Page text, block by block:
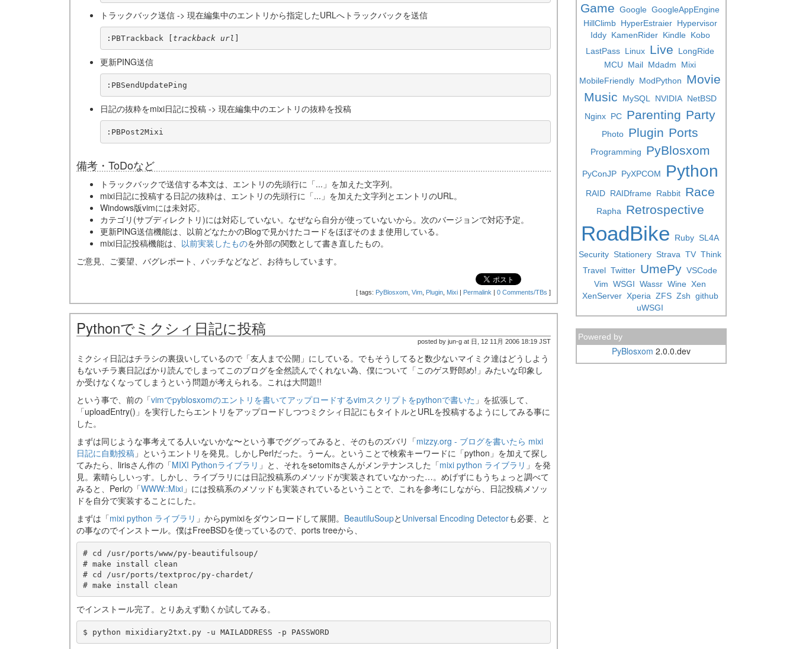
トラックバック送信 -> 現在編集中のエントリから指定したURLへトラックバックを送信
:PBTrackback [ trackback url ]
更新PING送信
:PBSendUpdatePing
日記の抜粋をmixi日記に投稿 -> 現在編集中のエントリの抜粋を投稿
:PBPost2Mixi
備考・ToDoなど
トラックバックで送信する本文は、エントリの先頭行に「...」を加えた文字列。
mixi日記に投稿する日記の抜粋は、エントリの先頭行に「...」を加えた文字列とエントリのURL。
Windows版vimには未対応。
カテゴリ(サブディレクトリ)には対応していない。なぜなら自分が使っていないから。次のバージョンで対応予定。
更新PING送信機能は、以前どなたかのBlogで見かけたコードをほぼそのまま使用している。
mixi日記投稿機能は、 以前実装したものを外部の関数として書き直したもの。
ご意見、ご要望、バグレポート、パッチなどなど、お待ちしています。
[ tags: PyBlosxom Vim Plugin Mixi | Permalink | 0 Comments/TBs ]
Pythonでミクシィ日記に投稿
posted by jun-g at 日, 12 11月 2006 18:19 JST
ミクシィ日記はチラシの裏扱いしているので「友人まで公開」にしている。でもそうしてると数少ないマイミク達はどうしよう
もないチラ裏日記ばかり読んでしまってこのブログを全然読んでくれない為、僕について「このゲス野郎め!」みたいな印象し
か受けなくなってしまうという問題が考えられる。これは大問題!!
という事で、前の「vimでpyblosxomのエントリを書いてアップロードするvimスクリプトをpythonで書いた 」を拡張して、
「uploadEntry()」を実行したらエントリをアップロードしつつミクシィ日記にもタイトルとURLを投稿するようにしてみる事に
した。
まずは同じような事考えてる人いないかな〜という事でググってみると、そのものズバリ「mizzy.org - ブログを書いたら mixi
日記に自動投稿 」というエントリを発見。しかしPerlだった。うーん。ということで検索キーワードに「python」を加えて探し
てみたら、lirisさん作の「MIXI Pythonライブラリ 」と、それをsetomitsさんがメンテナンスした「mixi python ライブラリ 」を発
見。素晴らしいっす。しかし、ライブラリには日記投稿系のメソッドが実装されていなかった…。めげずにもうちょっと調べて
みると、Perlの「WWW::Mixi 」には投稿系のメソッドも実装されているということで、これを参考にしながら、日記投稿メソッ
ドを自分で実装することにした。
まずは「mixi python ライブラリ 」からpymixiをダウンロードして展開。 BeautiluSoupと Universal Encoding Detectorも必要、と
の事なのでインストール。僕はFreeBSDを使っているので、ports treeから、
# cd /usr/ports/www/py-beautifulsoup/
# make install clean
# cd /usr/ports/textproc/py-chardet/
でインストール完了。とりあえず動くか試してみる。
$ python mixidiary2txt.py -u MAILADDRESS -p PASSWORD
Game Google GoogleAppEngine
HillClimb HyperEstraier Hypervisor
Iddy KamenRider Kindle Kobo
LastPass Linux Live
LongRide
MCU
Mail Mdadm
Mixi
MobileFriendly ModPython
Movie
Music
MySQL NVIDIA NetBSD
Nginx PC Parenting Party
Photo Plugin Ports
Programming PyBlosxom
PyConJP PyXPCOM Python
RAID RAIDframe Rabbit Race
Rapha Retrospective
RoadBike Ruby SL4A
Security Stationery Strava TV Think
Travel Twitter UmePy VSCode
Vim WSGI Wassr Wine Xen
XenServer Xperia ZFS Zsh github
uWSGI
Powered by
PyBlosxom 2.0.0.dev